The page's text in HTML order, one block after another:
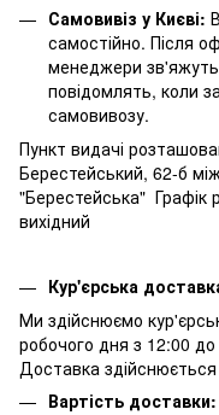
Самовивіз у Києві:
самостійно. Після
менеджери
повідомлять, коли
самовивозу.
Пункт видачі
Берестейський, 62-б
"Берестейська" Графік
вихідний
Кур'єрська
Ми здійснюємо
робочого дня з 12:00
Доставка
Вартість доставки: